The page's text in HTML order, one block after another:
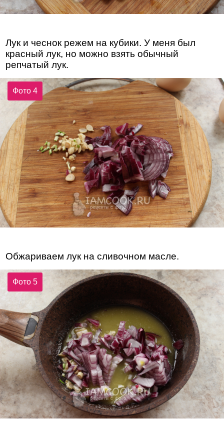
Лук и чеснок режем на кубики. У меня был
красный лук, но можно взять обычный
репчатый лук.
Фото 4
Обжариваем лук на сливочном масле.
Фото 5